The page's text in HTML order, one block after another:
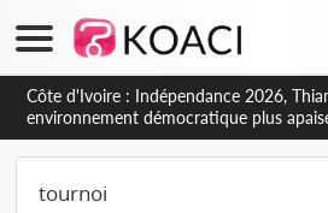
Côte d'Ivoire : Concours INFAS 2026,
seront disponibles à compter du samedi